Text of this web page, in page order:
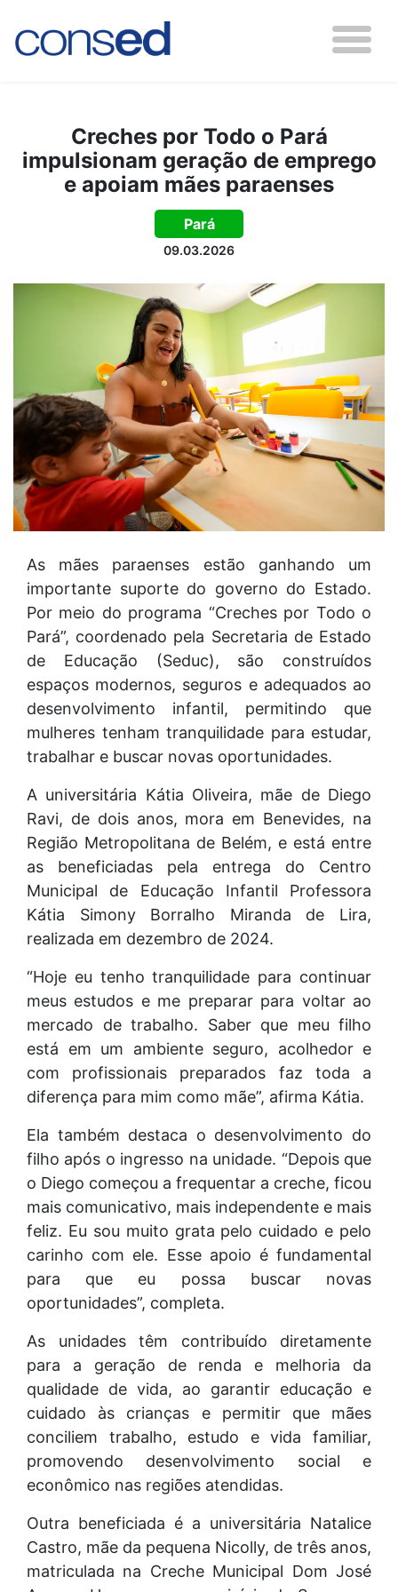
Creches por Todo o Pará
impulsionam geração de emprego
e apoiam mães paraenses
Pará
09.03.2026
As mães paraenses estão ganhando um
importante suporte do governo do Estado.
Por meio do programa “Creches por Todo o
Pará”, coordenado pela Secretaria de Estado
de Educação (Seduc), são construídos
espaços modernos, seguros e adequados ao
desenvolvimento infantil, permitindo que
mulheres tenham tranquilidade para estudar,
trabalhar e buscar novas oportunidades.
A universitária Kátia Oliveira, mãe de Diego
Ravi, de dois anos, mora em Benevides, na
Região Metropolitana de Belém, e está entre
as beneficiadas pela entrega do Centro
Municipal de Educação Infantil Professora
Kátia Simony Borralho Miranda de Lira,
realizada em dezembro de 2024.
“Hoje eu tenho tranquilidade para continuar
meus estudos e me preparar para voltar ao
mercado de trabalho. Saber que meu filho
está em um ambiente seguro, acolhedor e
com profissionais preparados faz toda a
diferença para mim como mãe”, afirma Kátia.
Ela também destaca o desenvolvimento do
filho após o ingresso na unidade. “Depois que
o Diego começou a frequentar a creche, ficou
mais comunicativo, mais independente e mais
feliz. Eu sou muito grata pelo cuidado e pelo
carinho com ele. Esse apoio é fundamental
para que eu possa buscar novas
oportunidades”, completa.
As unidades têm contribuído diretamente
para a geração de renda e melhoria da
qualidade de vida, ao garantir educação e
cuidado às crianças e permitir que mães
conciliem trabalho, estudo e vida familiar,
promovendo desenvolvimento social e
econômico nas regiões atendidas.
Outra beneficiada é a universitária Natalice
Castro, mãe da pequena Nicolly, de três anos,
matriculada na Creche Municipal Dom José